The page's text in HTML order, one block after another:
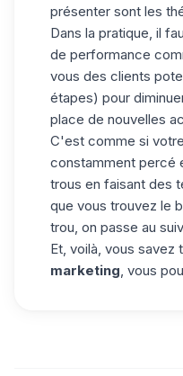
présenter sont les
Dans la pratique, il
de performance
vous des clients
étapes) pour
place de nouvelles
C'est comme si
constamment percé
trous en faisant des
que vous trouvez le
trou, on passe au
Et, voilà, vous savez
marketing, vous